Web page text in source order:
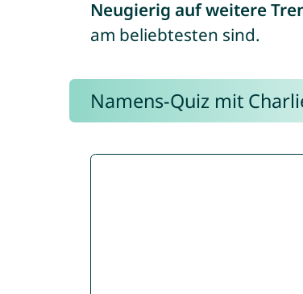
Neugierig auf weitere
am beliebtesten sind.
Namens-Quiz mit